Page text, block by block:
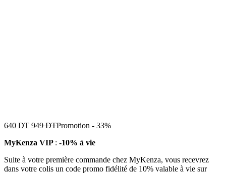
640 DT 949DTPromotion - 33%
MyKenza VIP : -10% à vie
Suite à votre première commande chez MyKenza, vous recevrez
dans votre colis un code promo fidélité de 10% valable à vie sur